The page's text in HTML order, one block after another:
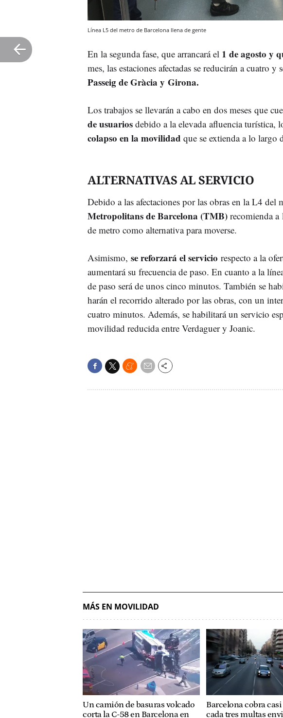
Línea L5 del metro de Barcelona llena de gente
En la segunda fase, que arrancará el 1 de agosto y
mes, las estaciones afectadas se reducirán a cuatro y
Passeig de Gràcia y Girona.
Los trabajos se llevarán a cabo en dos meses que
de usuarios debido a la elevada afluencia turística,
colapso en la movilidad que se extienda a lo largo
ALTERNATIVAS AL SERVICIO
Debido a las afectaciones por las obras en la L4 del
Metropolitans de Barcelona (TMB) recomienda
de metro como alternativa para moverse.
Asimismo, se reforzará el servicio respecto a la
aumentará su frecuencia de paso. En cuanto a la
de paso será de unos cinco minutos. También se
harán el recorrido alterado por las obras, con un
cuatro minutos. Además, se habilitará un servicio
movilidad reducida entre Verdaguer y Joanic.
MÁS EN MOVILIDAD
Un camión de basuras volcado
corta la C-58 en Barcelona en
Barcelona cobra
cada tres multas